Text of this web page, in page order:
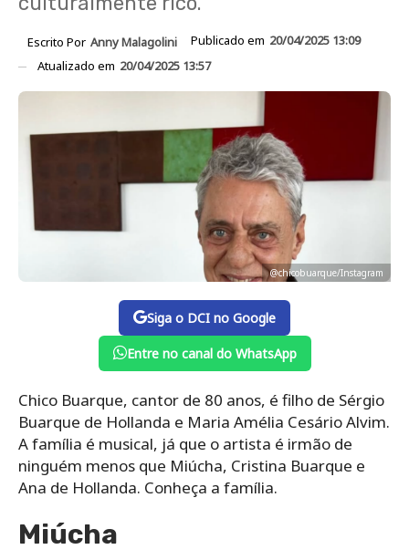
Escrito Por Anny Malagolini Publicado em 20/04/2025 13:09
Atualizado em 20/04/2025 13:57
@chicobuarque/Instagram
Siga o DCI no Google
Entre no canal do WhatsApp
Chico Buarque, cantor de 80 anos, é filho de Sérgio
Buarque de Hollanda e Maria Amélia Cesário Alvim.
A família é musical, já que o artista é irmão de
ninguém menos que Miúcha, Cristina Buarque e
Ana de Hollanda. Conheça a família.
Miúcha